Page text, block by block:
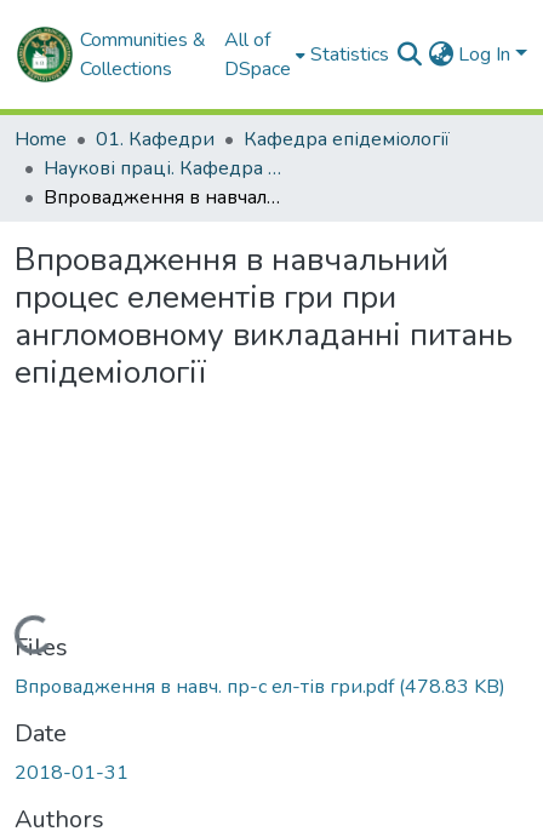
Communities &
Collections
All of
DSpace
Statistics Log In
Home 01. Кафедри
Кафедра епідеміології
Наукові праці. Кафедра епідеміології
Впровадження в навчальний процес елементів гри при англомовному викладанні питань епідеміології
Впровадження в навчальний
процес елементів гри при
англомовному викладанні питань
епідеміології
Loading...
Files
Впровадження в навч. пр-с ел-тів гри.pdf(478.83 KB)
Date
2018-01-31
Authors